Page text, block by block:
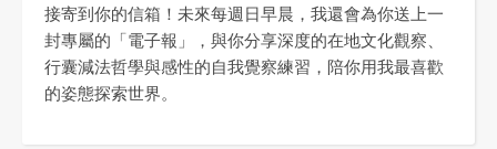
接寄到你的信箱！未來每週日早晨，我還會為你送上一
封專屬的「電子報」，與你分享深度的在地文化觀察、
行囊減法哲學與感性的自我覺察練習，陪你用我最喜歡
的姿態探索世界。